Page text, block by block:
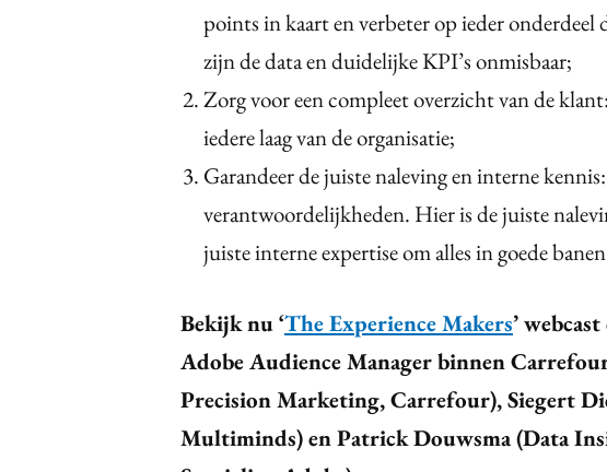
points in kaart en verbeter op ieder
zijn de data en duidelijke KPI’s onmisbaar;
Zorg voor een compleet overzicht van de
iedere laag van de organisatie;
Garandeer de juiste naleving en interne
verantwoordelijkheden. Hier is de juiste
juiste interne expertise om alles in goede
Bekijk nu ‘The Experience Makers’
Adobe Audience Manager binnen
Precision Marketing, Carrefour), Siegert
Multiminds) en Patrick Douwsma (Data